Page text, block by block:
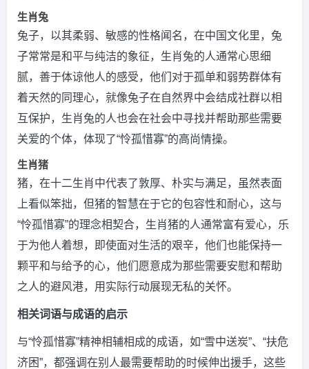
生肖兔
兔子，以其柔弱、敏感的性格闻名，在中国文化里，兔
子常常是和平与纯洁的象征，生肖兔的人通常心思细
腻，善于体谅他人的感受，他们对于孤单和弱势群体有
着天然的同理心，就像兔子在自然界中会结成社群以相
互保护，生肖兔的人也会在社会中寻找并帮助那些需要
关爱的个体，体现了“怜孤惜寡”的高尚情操。
生肖猪
猪，在十二生肖中代表了敦厚、朴实与满足，虽然表面
上看似笨拙，但猪的智慧在于它的包容性和耐心，这与
“怜孤惜寡”的理念相契合，生肖猪的人通常富有爱心，乐
于为他人着想，即使面对生活的艰辛，他们也能保持一
颗平和与给予的心，他们愿意成为那些需要安慰和帮助
之人的避风港，用实际行动展现无私的关怀。
相关词语与成语的启示
与“怜孤惜寡”精神相辅相成的成语，如“雪中送炭”、“扶危
济困”，都强调在别人最需要帮助的时候伸出援手，这些